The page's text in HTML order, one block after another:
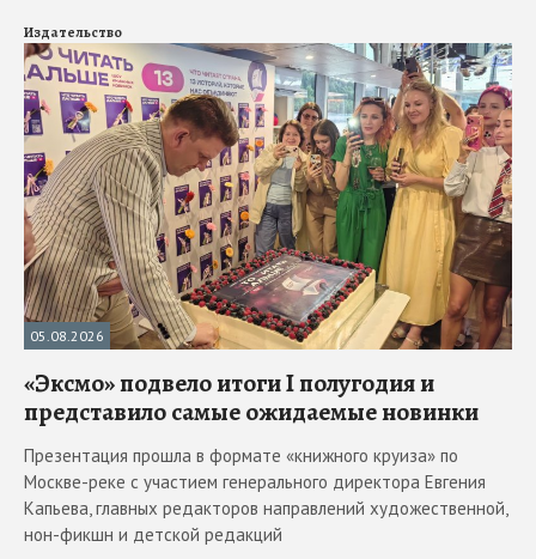
Издательство
05.08.2026
«Эксмо» подвело итоги I полугодия и
представило самые ожидаемые новинки
Презентация прошла в формате «книжного круиза» по
Москве-реке с участием генерального директора Евгения
Капьева, главных редакторов направлений художественной,
нон-фикшн и детской редакций